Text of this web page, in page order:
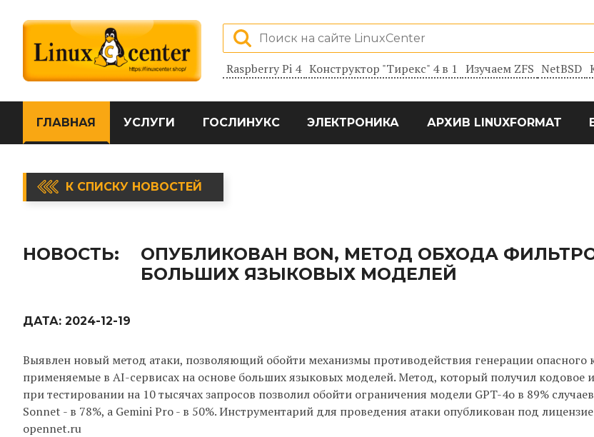
Raspberry Pi 4 Конструктор "Тирекс" 4 в 1 Изучаем ZFS NetBSD
ГЛАВНАЯ УСЛУГИ ГОСЛИНУКС ЭЛЕКТРОНИКА АРХИВ LINUXFORMAT
К СПИСКУ НОВОСТЕЙ
НОВОСТЬ:
ОПУБЛИКОВАН BON, МЕТОД ОБХОДА
БОЛЬШИХ ЯЗЫКОВЫХ МОДЕЛЕЙ
ДАТА: 2024-12-19
Выявлен новый метод атаки, позволяющий обойти механизмы противодействия генерации опасного
применяемые в AI-сервисах на основе больших языковых моделей. Метод, который получил кодовое
при тестировании на 10 тысячах запросов позволил обойти ограничения модели GPT-4o в 89%
Sonnet - в 78%, а Gemini Pro - в 50%. Инструментарий для проведения атаки опубликован под
opennet.ru